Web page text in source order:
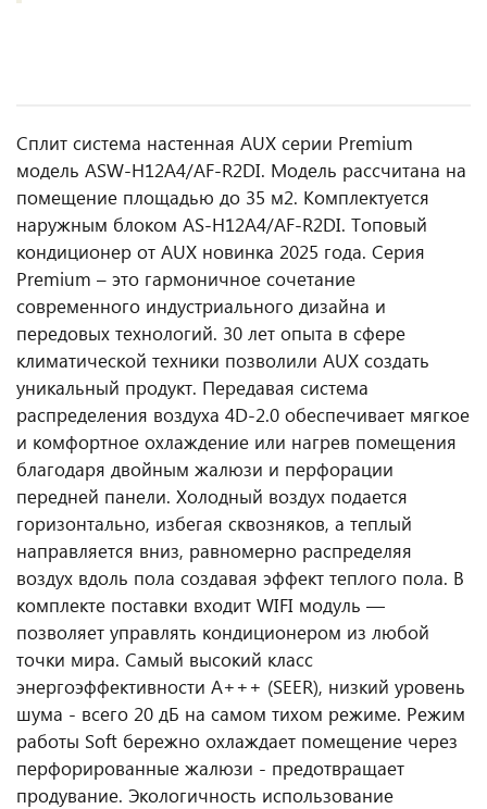
Сплит система настенная AUX серии Premium
модель ASW-H12A4/AF-R2DI. Модель рассчитана на
помещение площадью до 35 м2. Комплектуется
наружным блоком AS-H12A4/AF-R2DI. Топовый
кондиционер от AUX новинка 2025 года. Серия
Premium – это гармоничное сочетание
современного индустриального дизайна и
передовых технологий. 30 лет опыта в сфере
климатической техники позволили AUX создать
уникальный продукт. Передавая система
распределения воздуха 4D-2.0 обеспечивает мягкое
и комфортное охлаждение или нагрев помещения
благодаря двойным жалюзи и перфорации
передней панели. Холодный воздух подается
горизонтально, избегая сквозняков, а теплый
направляется вниз, равномерно распределяя
воздух вдоль пола создавая эффект теплого пола. В
комплекте поставки входит WIFI модуль —
позволяет управлять кондиционером из любой
точки мира. Самый высокий класс
энергоэффективности А+++ (SEER), низкий уровень
шума - всего 20 дБ на самом тихом режиме. Режим
работы Soft бережно охлаждает помещение через
перфорированные жалюзи - предотвращает
продувание. Экологичность использование